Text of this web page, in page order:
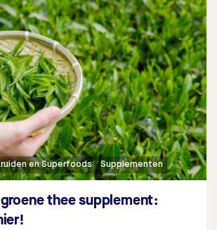
en Superfoods Supplementen
thee supplement: